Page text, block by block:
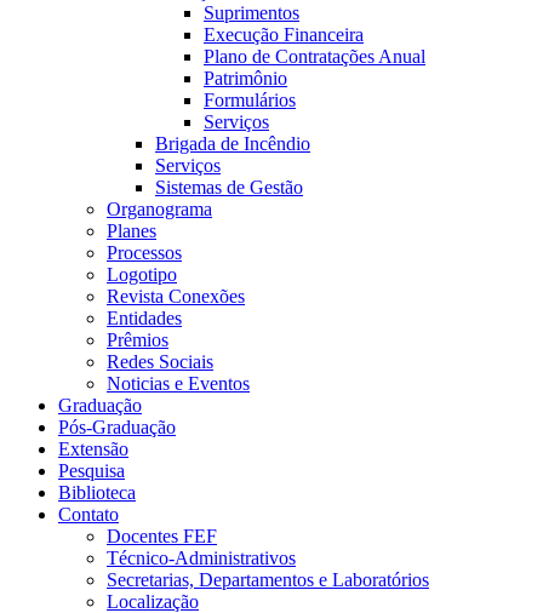
Suprimentos
Execução Financeira
Plano de Contratações Anual
Patrimônio
Formulários
Serviços
Brigada de Incêndio
Serviços
Sistemas de Gestão
Organograma
Planes
Processos
Logotipo
Revista Conexões
Entidades
Prêmios
Redes Sociais
Noticias e Eventos
Graduação
Pós-Graduação
Extensão
Pesquisa
Biblioteca
Contato
Docentes FEF
Técnico-Administrativos
Secretarias, Departamentos e Laboratórios
Localização